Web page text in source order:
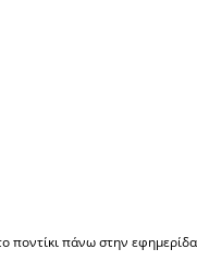
ποντίκι πάνω στην